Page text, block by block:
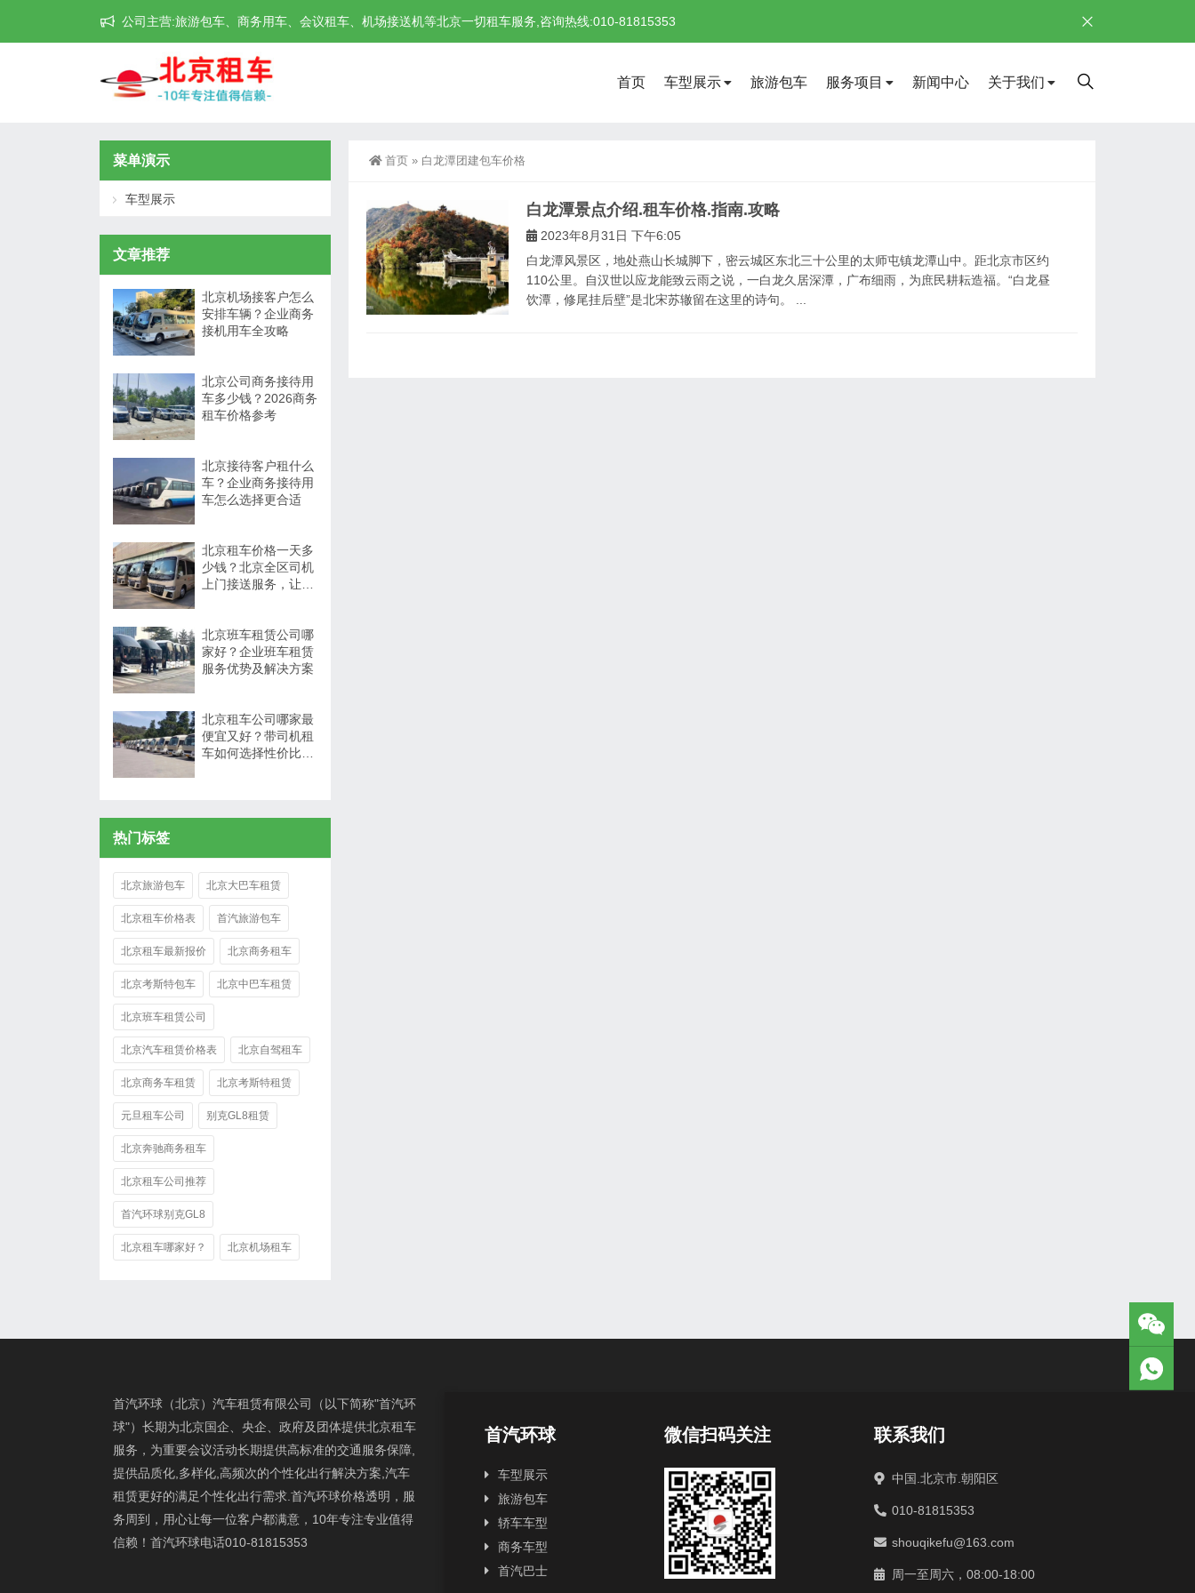
公司主营:旅游包车、商务用车、会议租车、机场接送机等北京一切租车服务,咨询热线:010-81815353
首页 车型展示 旅游包车 服务项目 新闻中心 关于我们
首页 » 白龙潭团建包车价格
白龙潭景点介绍.租车价格.指南.攻略
2023年8月31日 下午6:05
白龙潭风景区，地处燕山长城脚下，密云城区东北三十公里的太师屯镇龙潭山中。距北京市区约
110公里。自汉世以应龙能致云雨之说，一白龙久居深潭，广布细雨，为庶民耕耘造福。“白龙昼
饮潭，修尾挂后壁”是北宋苏辙留在这里的诗句。 ...
菜单演示
车型展示
文章推荐
北京机场接客户怎么
安排车辆？企业商务
接机用车全攻略
北京公司商务接待用
车多少钱？2026商务
租车价格参考
北京接待客户租什么
车？企业商务接待用
车怎么选择更合适
北京租车价格一天多
少钱？北京全区司机
上门接送服务，让出
北京班车租赁公司哪
家好？企业班车租赁
服务优势及解决方案
北京租车公司哪家最
便宜又好？带司机租
车如何选择性价比高
热门标签
北京旅游包车 北京大巴车租赁
北京租车价格表 首汽旅游包车
北京租车最新报价 北京商务租车
北京考斯特包车 北京中巴车租赁
北京班车租赁公司
北京汽车租赁价格表 北京自驾租车
北京商务车租赁 北京考斯特租赁
元旦租车公司 别克GL8租赁
北京奔驰商务租车
北京租车公司推荐
首汽环球别克GL8
北京租车哪家好？ 北京机场租车
首汽环球（北京）汽车租赁有限公司（以下简称"首汽环
球"）长期为北京国企、央企、政府及团体提供北京租车
服务，为重要会议活动长期提供高标准的交通服务保障,
提供品质化,多样化,高频次的个性化出行解决方案,汽车
租赁更好的满足个性化出行需求.首汽环球价格透明，服
务周到，用心让每一位客户都满意，10年专注专业值得
信赖！首汽环球电话010-81815353
首汽环球
车型展示
旅游包车
轿车车型
商务车型
首汽巴士
微信扫码关注 联系我们
中国.北京市.朝阳区
010-81815353
shouqikefu@163.com
周一至周六，08:00-18:00